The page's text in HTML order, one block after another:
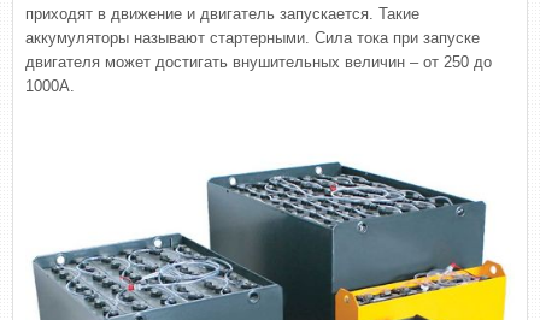
приходят в движение и двигатель запускается. Такие
аккумуляторы называют стартерными. Сила тока при запуске
двигателя может достигать внушительных величин – от 250 до
1000А.